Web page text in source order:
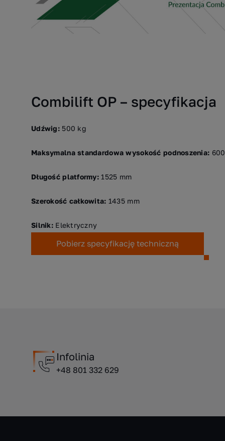
Combilift OP – specyfikacja
Udźwig:500 kg
Maksymalna standardowa wysokość podnoszenia:
Długość platformy: 1525 mm
Szerokość całkowita: 1435 mm
Silnik:Elektryczny
Pobierz specyfikację techniczną
Infolinia
+48 801 332 629